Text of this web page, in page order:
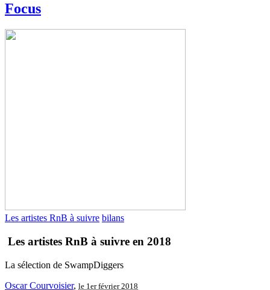
Focus
Les artistes RnB à suivre bilans
Les artistes RnB à suivre en 2018
La sélection de SwampDiggers
Oscar Courvoisier, le 1er février 2018